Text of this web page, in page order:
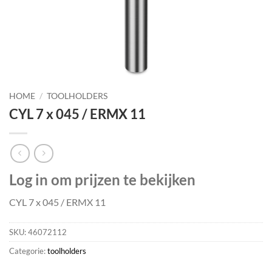
HOME / TOOLHOLDERS
CYL 7 x 045 / ERMX 11
Log in om prijzen te bekijken
CYL 7 x 045 / ERMX 11
SKU:46072112
Categorie:toolholders